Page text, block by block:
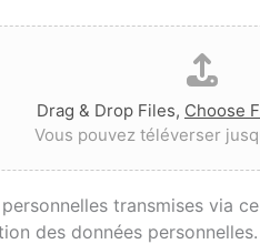
Drag & Drop Files, Choose
Vous pouvez téléverser
transmises via
des données personnelles.